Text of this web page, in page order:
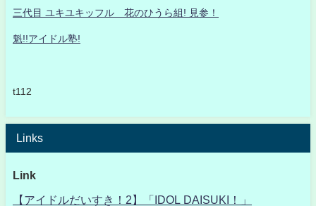
三代目 ユキユキッフル 花のひうら組! 見参！
魁!!アイドル塾!
t112
Links
Link
【アイドルだいすき！2】「IDOL DAISUKI！」